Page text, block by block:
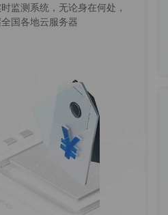
监测系统，无论身在何处，
国各地云服务器